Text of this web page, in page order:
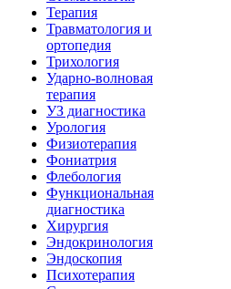
Терапия
Травматология и
ортопедия
Трихология
Ударно-волновая
терапия
УЗ диагностика
Урология
Физиотерапия
Фониатрия
Флебология
Функциональная
диагностика
Хирургия
Эндокринология
Эндоскопия
Психотерапия